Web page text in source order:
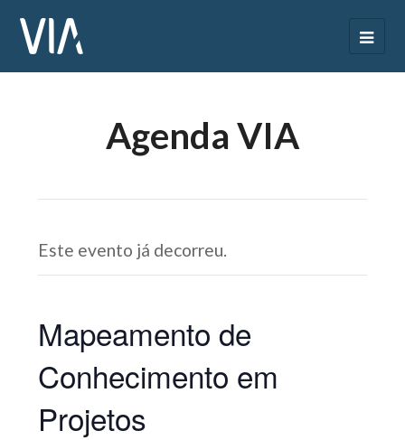
Agenda VIA
Este evento já decorreu.
Mapeamento de
Conhecimento em
Projetos